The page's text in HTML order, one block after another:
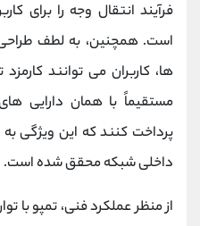
فرآیند انتقال وجه را برای
است. همچنین، به لطف
‌ها، کاربران می ‌توانند
مستقیماً با همان دارایی‌
پرداخت کنند که این ویژگی به
داخلی شبکه محقق شده است.